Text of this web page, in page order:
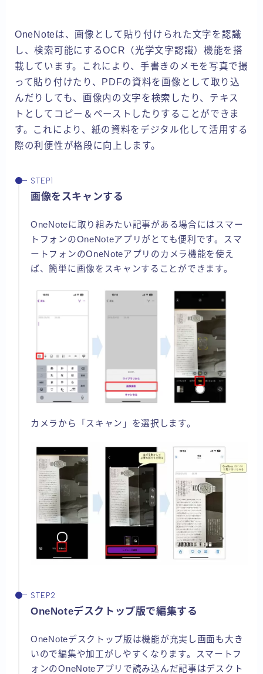
OneNoteは、画像として貼り付けられた文字を認識
し、検索可能にするOCR（光学文字認識）機能を搭
載しています。これにより、手書きのメモを写真で撮
って貼り付けたり、PDFの資料を画像として取り込
んだりしても、画像内の文字を検索したり、テキス
トとしてコピー＆ペーストしたりすることができま
す。これにより、紙の資料をデジタル化して活用する
際の利便性が格段に向上します。
画像をスキャンする
OneNoteに取り組みたい記事がある場合にはスマー
トフォンのOneNoteアプリがとても便利です。スマ
ートフォンのOneNoteアプリのカメラ機能を使え
ば、簡単に画像をスキャンすることができます。
カメラから「スキャン」を選択します。
OneNoteデスクトップ版で編集する
OneNoteデスクトップ版は機能が充実し画面も大き
いので編集や加工がしやすくなります。スマートフ
ォンのOneNoteアプリで読み込んだ記事はデスクト